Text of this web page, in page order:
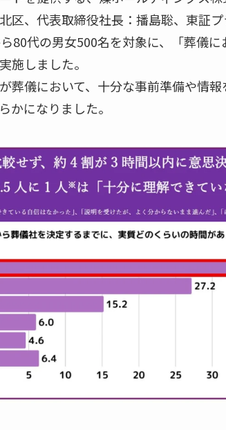
区、代表取締役社長：播島聡、東証
80代の男女500名を対象に、「葬儀
施しました。
葬儀において、十分な事前準備や情
かになりました。